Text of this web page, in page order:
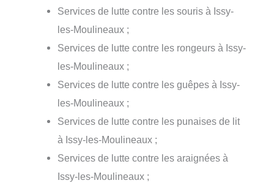
Services de lutte contre les souris à Issy-
les-Moulineaux ;
Services de lutte contre les rongeurs à Issy-
les-Moulineaux ;
Services de lutte contre les guêpes à Issy-
les-Moulineaux ;
Services de lutte contre les punaises de lit
à Issy-les-Moulineaux ;
Services de lutte contre les araignées à
Issy-les-Moulineaux ;